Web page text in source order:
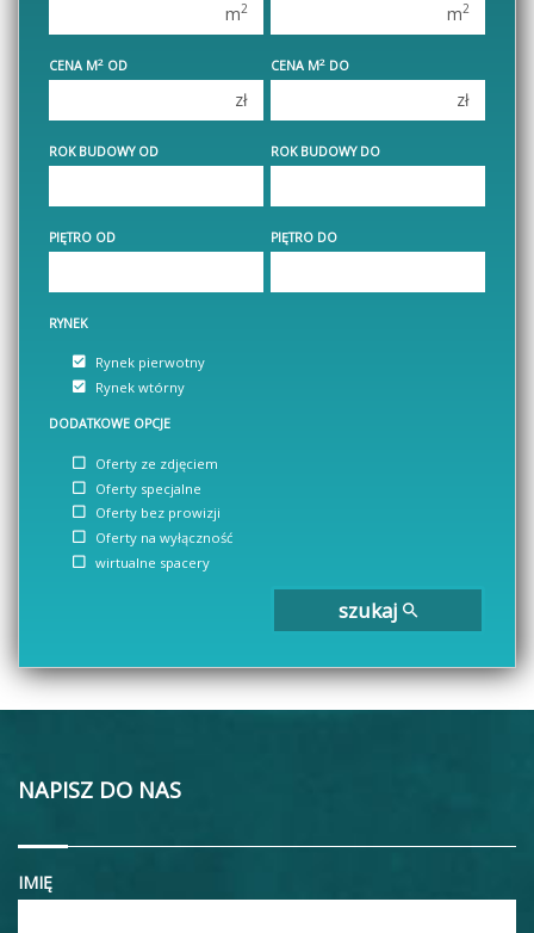
3 pokoje
4 pokoje
6 pokoi
3 pokoje
4 pokoje
6 pokoi
m2 m2
CENA M2 OD
zł
CENA M2 DO
zł
ROK BUDOWY OD ROK BUDOWY DO
PIĘTRO OD PIĘTRO DO
RYNEK
Rynek pierwotny
Rynek wtórny
DODATKOWE OPCJE
Oferty ze zdjęciem
Oferty specjalne
Oferty bez prowizji
Oferty na wyłączność
wirtualne spacery
szukaj
NAPISZ DO NAS
IMIĘ